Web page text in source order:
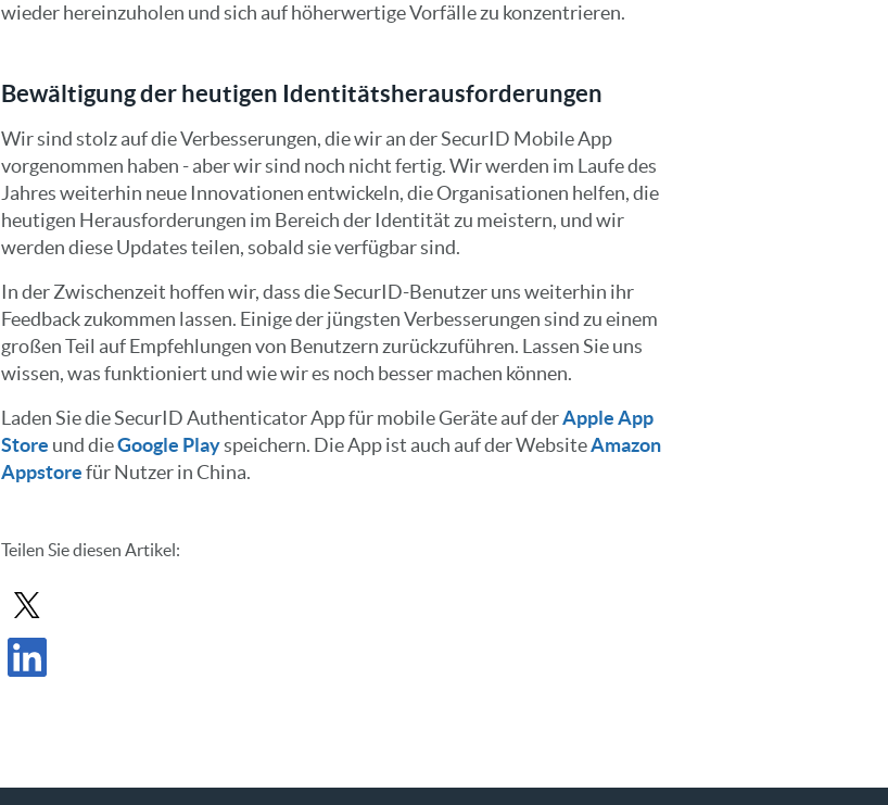
wieder hereinzuholen und sich auf höherwertige Vorfälle zu konzentrieren.
Bewältigung der heutigen Identitätsherausforderungen
Wir sind stolz auf die Verbesserungen, die wir an der SecurID Mobile App
vorgenommen haben - aber wir sind noch nicht fertig. Wir werden im Laufe des
Jahres weiterhin neue Innovationen entwickeln, die Organisationen helfen, die
heutigen Herausforderungen im Bereich der Identität zu meistern, und wir
werden diese Updates teilen, sobald sie verfügbar sind.
In der Zwischenzeit hoffen wir, dass die SecurID-Benutzer uns weiterhin ihr
Feedback zukommen lassen. Einige der jüngsten Verbesserungen sind zu einem
großen Teil auf Empfehlungen von Benutzern zurückzuführen. Lassen Sie uns
wissen, was funktioniert und wie wir es noch besser machen können.
Laden Sie die SecurID Authenticator App für mobile Geräte auf derApple App
Store und dieGoogle Playspeichern. Die App ist auch auf der WebsiteAmazon
Appstorefür Nutzer in China.
Teilen Sie diesen Artikel:
Beitrag in X teilen